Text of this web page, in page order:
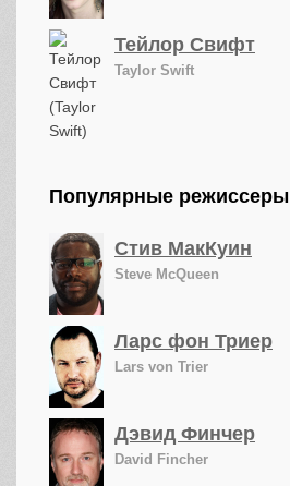
Тейлор Свифт
Taylor Swift
Популярные режиссеры
Стив МакКуин
Steve McQueen
Ларс фон Триер
Lars von Trier
Дэвид Финчер
David Fincher